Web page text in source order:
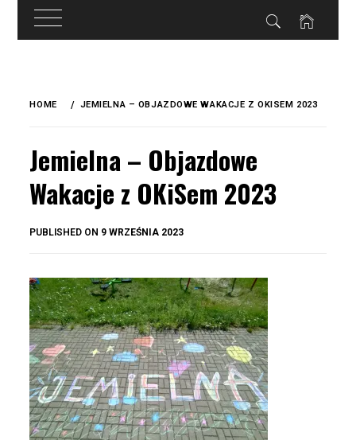
treści
HOME JEMIELNA – OBJAZDOWE WAKACJE Z OKISEM 2023
Jemielna – Objazdowe
Wakacje z OKiSem 2023
PUBLISHED ON 9 WRZEŚNIA 2023